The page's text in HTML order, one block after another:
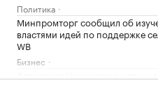
Политика
Минпромторг сообщил об
властями идей по поддержке
WB
Бизнес